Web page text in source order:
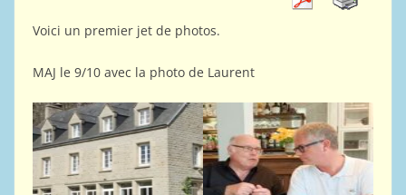
Voici un premier jet de photos.
MAJ le 9/10 avec la photo de Laurent